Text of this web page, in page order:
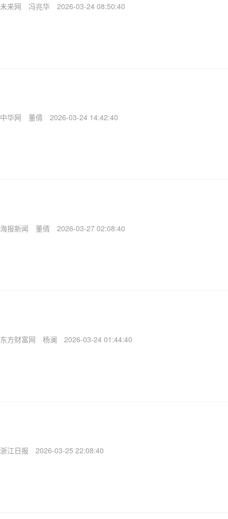
未来网 冯兆华 2026-03-24 08:50:40
中华网 董倩 2026-03-24 14:42:40
海报新闻 董倩 2026-03-27 02:08:40
东方财富网 杨澜 2026-03-24 01:44:40
浙江日报 2026-03-25 22:08:40